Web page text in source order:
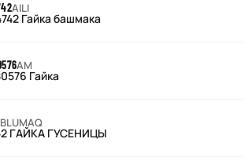
AILI
Гайка башмака
AM
Гайка
BLUMAQ
ГАЙКА ГУСЕНИЦЫ